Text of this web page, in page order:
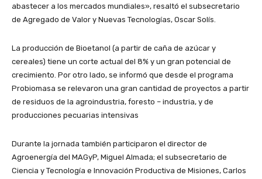
abastecer a los mercados mundiales», resaltó el subsecretario
de Agregado de Valor y Nuevas Tecnologías, Oscar Solís.
La producción de Bioetanol (a partir de caña de azúcar y
cereales) tiene un corte actual del 8% y un gran potencial de
crecimiento. Por otro lado, se informó que desde el programa
Probiomasa se relevaron una gran cantidad de proyectos a partir
de residuos de la agroindustria, foresto – industria, y de
producciones pecuarias intensivas
Durante la jornada también participaron el director de
Agroenergía del MAGyP, Miguel Almada; el subsecretario de
Ciencia y Tecnología e Innovación Productiva de Misiones, Carlos